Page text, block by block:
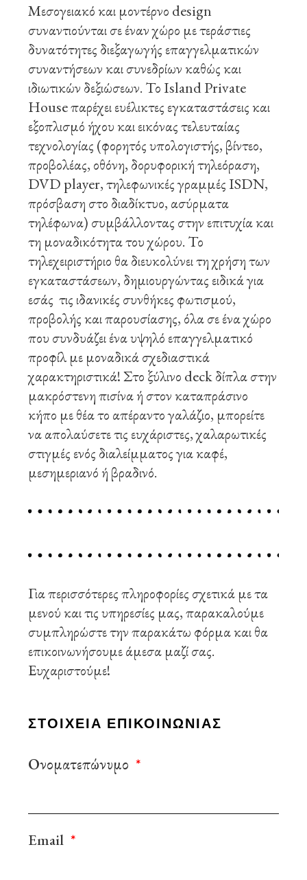
Μεσογειακό και μοντέρνο design
συναντιούνται σε έναν χώρο με τεράστιες
δυνατότητες διεξαγωγής επαγγελματικών
συναντήσεων και συνεδρίων καθώς και
ιδιωτικών δεξιώσεων. Το Island Private
House παρέχει ευέλικτες εγκαταστάσεις και
εξοπλισμό ήχου και εικόνας τελευταίας
τεχνολογίας (φορητός υπολογιστής, βίντεο,
προβολέας, οθόνη, δορυφορική τηλεόραση,
DVD player, τηλεφωνικές γραμμές ISDN,
πρόσβαση στο διαδίκτυο, ασύρματα
τηλέφωνα) συμβάλλοντας στην επιτυχία και
τη μοναδικότητα του χώρου. Το
τηλεχειριστήριο θα διευκολύνει τη χρήση των
εγκαταστάσεων, δημιουργώντας ειδικά για
εσάς τις ιδανικές συνθήκες φωτισμού,
προβολής και παρουσίασης, όλα σε ένα χώρο
που συνδυάζει ένα υψηλό επαγγελματικό
προφίλ με μοναδικά σχεδιαστικά
χαρακτηριστικά! Στο ξύλινο deck δίπλα στην
μακρόστενη πισίνα ή στον καταπράσινο
κήπο με θέα το απέραντο γαλάζιο, μπορείτε
να απολαύσετε τις ευχάριστες, χαλαρωτικές
στιγμές ενός διαλείμματος για καφέ,
μεσημεριανό ή βραδινό.
Για περισσότερες πληροφορίες σχετικά με τα
μενού και τις υπηρεσίες μας, παρακαλούμε
συμπληρώστε την παρακάτω φόρμα και θα
επικοινωνήσουμε άμεσα μαζί σας.
Ευχαριστούμε!
ΣΤΟΙΧΕΙΑ ΕΠΙΚΟΙΝΩΝΙΑΣ
Ονοματεπώνυμο
Email